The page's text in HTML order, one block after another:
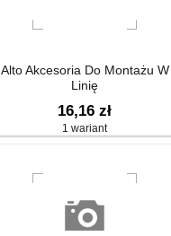
Alto Akcesoria Do Montażu W
Linię
16,16 zł
1 wariant